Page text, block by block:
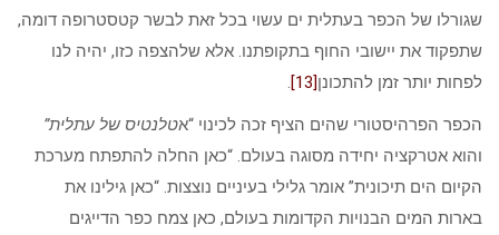
שגורלו של הכפר בעתלית ים עשוי בכל זאת לבשר קטסטרופה דומה,
שתפקוד את יישובי החוף בתקופתנו. אלא שלהצפה כזו, יהיה לנו
לפחות יותר זמן להתכונן[13]
.
הכפר הפרהיסטורי שהים הציף זכה לכינוי “אטלנטיס של עתלית”
והוא אטרקציה יחידה מסוגה בעולם. “כאן החלה להתפתח מערכת
הקיום הים תיכונית” אומר גלילי בעיניים נוצצות. “כאן גילינו את
בארות המים הבנויות הקדומות בעולם, כאן צמח כפר הדייגים